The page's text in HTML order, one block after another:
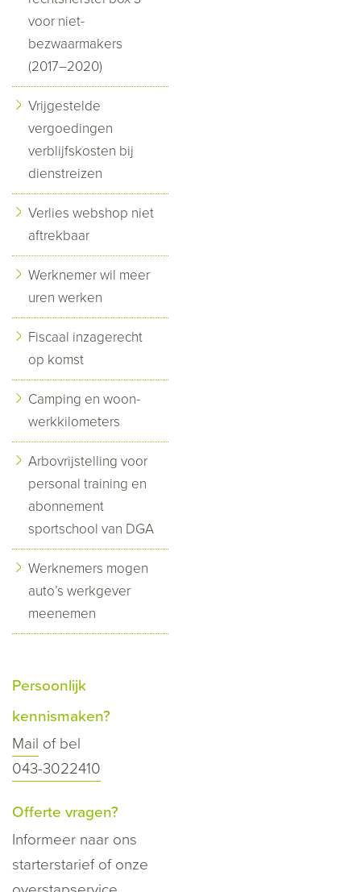
voor niet-
bezwaarmakers
(2017–2020)
Vrijgestelde
vergoedingen
verblijfskosten bij
dienstreizen
Verlies webshop niet
aftrekbaar
Werknemer wil meer
uren werken
Fiscaal inzagerecht
op komst
Camping en woon-
werkkilometers
Arbovrijstelling voor
personal training en
abonnement
sportschool van DGA
Werknemers mogen
auto’s werkgever
meenemen
Persoonlijk
kennismaken?
Mail of bel
043-3022410
Offerte vragen?
Informeer naar ons
starterstarief of onze